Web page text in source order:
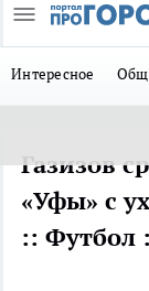
Интересное
Газизов
«Уфы» с
:: Футбол